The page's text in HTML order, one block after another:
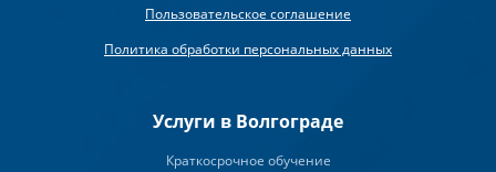
Пользовательское соглашение
Политика обработки персональных данных
Услуги в Волгограде
Краткосрочное обучение